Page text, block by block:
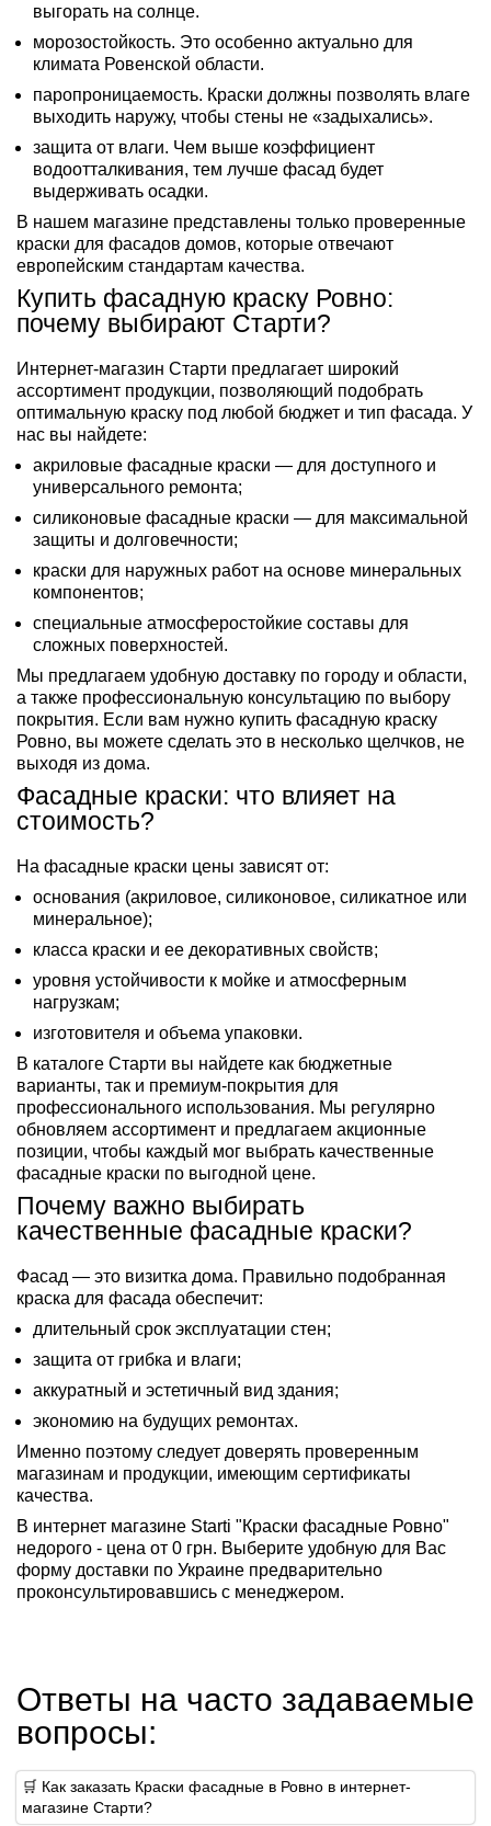
выгорать на солнце.
морозостойкость. Это особенно актуально для
климата Ровенской области.
паропроницаемость. Краски должны позволять влаге
выходить наружу, чтобы стены не «задыхались».
защита от влаги. Чем выше коэффициент
водоотталкивания, тем лучше фасад будет
выдерживать осадки.
В нашем магазине представлены только проверенные
краски для фасадов домов, которые отвечают
европейским стандартам качества.
Купить фасадную краску Ровно:
почему выбирают Старти?
Интернет-магазин Старти предлагает широкий
ассортимент продукции, позволяющий подобрать
оптимальную краску под любой бюджет и тип фасада. У
нас вы найдете:
акриловые фасадные краски — для доступного и
универсального ремонта;
силиконовые фасадные краски — для максимальной
защиты и долговечности;
краски для наружных работ на основе минеральных
компонентов;
специальные атмосферостойкие составы для
сложных поверхностей.
Мы предлагаем удобную доставку по городу и области,
а также профессиональную консультацию по выбору
покрытия. Если вам нужно купить фасадную краску
Ровно, вы можете сделать это в несколько щелчков, не
выходя из дома.
Фасадные краски: что влияет на
стоимость?
На фасадные краски цены зависят от:
основания (акриловое, силиконовое, силикатное или
минеральное);
класса краски и ее декоративных свойств;
уровня устойчивости к мойке и атмосферным
нагрузкам;
изготовителя и объема упаковки.
В каталоге Старти вы найдете как бюджетные
варианты, так и премиум-покрытия для
профессионального использования. Мы регулярно
обновляем ассортимент и предлагаем акционные
позиции, чтобы каждый мог выбрать качественные
фасадные краски по выгодной цене.
Почему важно выбирать
качественные фасадные краски?
Фасад — это визитка дома. Правильно подобранная
краска для фасада обеспечит:
длительный срок эксплуатации стен;
защита от грибка и влаги;
аккуратный и эстетичный вид здания;
экономию на будущих ремонтах.
Именно поэтому следует доверять проверенным
магазинам и продукции, имеющим сертификаты
качества.
В интернет магазине Starti "Краски фасадные Ровно"
недорого - цена от 0 грн. Выберите удобную для Вас
форму доставки по Украине предварительно
проконсультировавшись с менеджером.
Ответы на часто задаваемые
вопросы:
🛒 Как заказать Краски фасадные в Ровно в интернет-
магазине Старти?